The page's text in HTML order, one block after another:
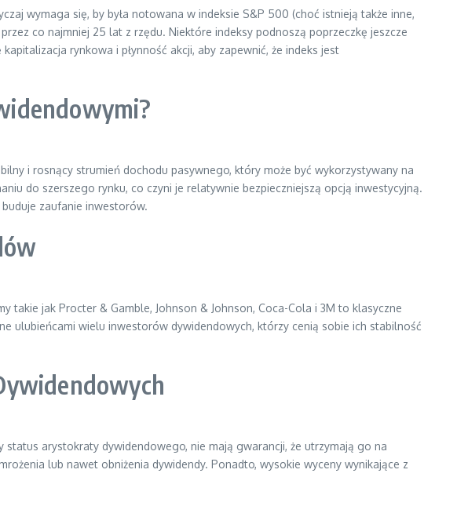
wymaga się, by była notowana w indeksie S&P 500 (choć istnieją także inne,
co najmniej 25 lat z rzędu. Niektóre indeksy podnoszą poprzeczkę jeszcze
rynkowa i płynność akcji, aby zapewnić, że indeks jest
i rosnący strumień dochodu pasywnego, który może być wykorzystywany na
do szerszego rynku, co czyni je relatywnie bezpieczniejszą opcją inwestycyjną.
zaufanie inwestorów.
takie jak Procter & Gamble, Johnson & Johnson, Coca-Cola i 3M to klasyczne
ulubieńcami wielu inwestorów dywidendowych, którzy cenią sobie ich stabilność
status arystokraty dywidendowego, nie mają gwarancji, że utrzymają go na
lub nawet obniżenia dywidendy. Ponadto, wysokie wyceny wynikające z